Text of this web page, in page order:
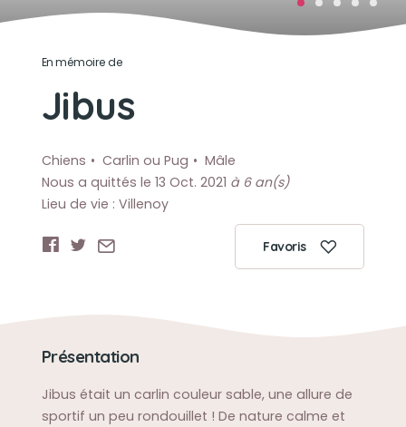
En mémoire de
Jibus
Chiens Carlin ou Pug
Mâle
Nous a quittés le 13 Oct. 2021 à 6 an(s)
Lieu de vie : Villenoy
Favoris
Présentation
Jibus était un carlin couleur sable, une allure de
sportif un peu rondouillet ! De nature calme et